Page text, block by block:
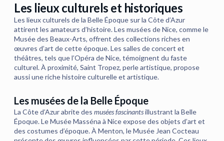
Les lieux culturels et historiques
Les lieux culturels de la Belle Époque sur la Côte d’Azur
attirent les amateurs d’histoire. Les musées de Nice, comme le
Musée des Beaux-Arts, offrent des collections riches en
œuvres d’art de cette époque. Les salles de concert et
théâtres, tels que l’Opéra de Nice, témoignent du faste
culturel. À proximité, Saint Tropez, perle artistique, propose
aussi une riche histoire culturelle et artistique.
Les musées de la Belle Époque
La Côte d’Azur abrite des musées fascinantsillustrant la Belle
Époque. Le Musée Masséna à Nice expose des objets d’art et
des costumes d’époque. À Menton, le Musée Jean Cocteau